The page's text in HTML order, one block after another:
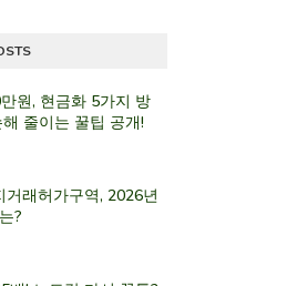
원, 현금화 5가지 방
줄이는 꿀팁 공개!
거래허가구역, 2026년
?